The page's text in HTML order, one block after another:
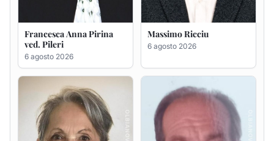
Francesca Anna Pirina
ved. Pileri
6 agosto 2026
Massimo Ricciu
6 agosto 2026